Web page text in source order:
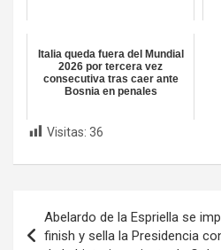
Italia queda fuera del Mundial
2026 por tercera vez
consecutiva tras caer ante
Bosnia en penales
Visitas: 36
de
Abelardo de la Espriella se
finish y sella la Presidencia